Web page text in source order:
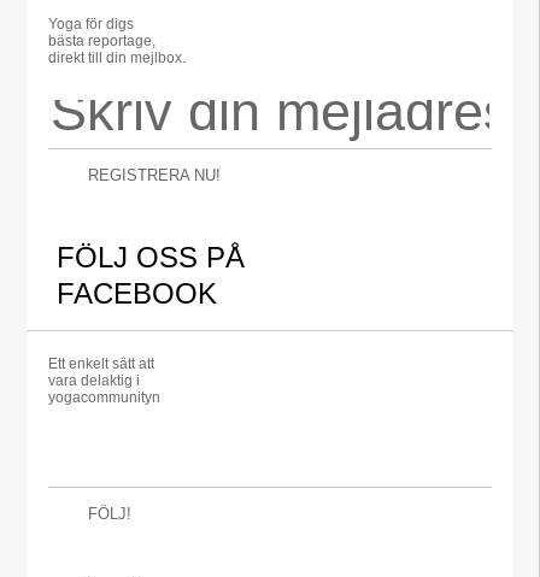
Yoga för digs
bästa reportage,
direkt till din mejlbox.
REGISTRERA NU!
FÖLJ OSS PÅ
FACEBOOK
Ett enkelt sätt att
vara delaktig i
yogacommunityn
FÖLJ!